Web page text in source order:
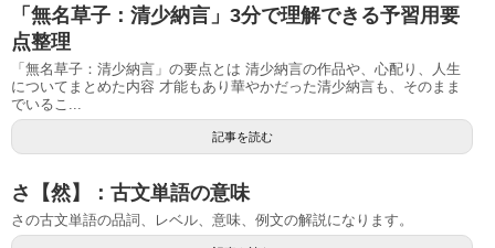
「無名草子：清少納言」3分で理解できる予習用要
点整理
「無名草子：清少納言」の要点とは 清少納言の作品や、心配り、人生
についてまとめた内容 才能もあり華やかだった清少納言も、そのまま
でいるこ...
記事を読む
さ【然】：古文単語の意味
さの古文単語の品詞、レベル、意味、例文の解説になります。